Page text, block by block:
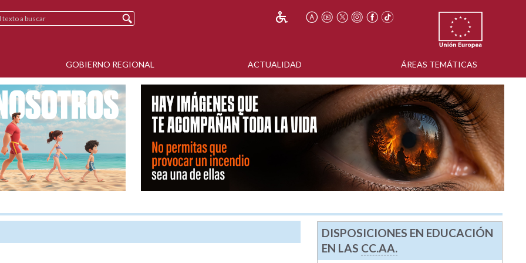
GOBIERNO REGIONAL ACTUALIDAD ÁREAS TEMÁTICAS
DISPOSICIONES EN EDUCACIÓN
EN LAS CC.AA.